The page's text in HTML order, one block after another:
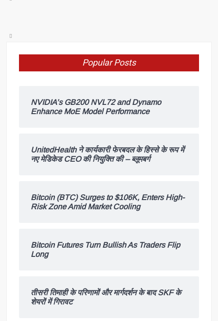
Popular Posts
NVIDIA’s GB200 NVL72 and Dynamo
Enhance MoE Model Performance
UnitedHealth ने कार्यकारी फेरबदल के हिस्से के रूप में
नए मेडिकेड CEO की नियुक्ति की – ब्लूमबर्ग
Bitcoin (BTC) Surges to $106K, Enters High-
Risk Zone Amid Market Cooling
Bitcoin Futures Turn Bullish As Traders Flip
Long
तीसरी तिमाही के परिणामों और मार्गदर्शन के बाद SKF के
शेयरों में गिरावट